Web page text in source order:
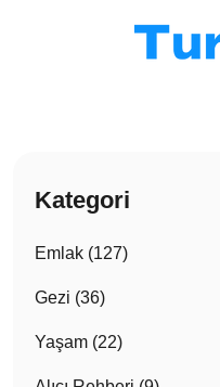
Kategori
Emlak (127)
Gezi (36)
Yaşam (22)